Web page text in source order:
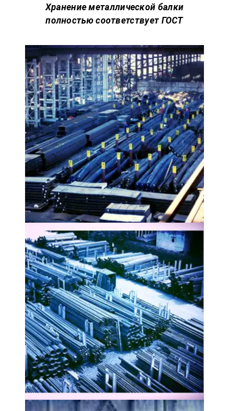
Хранение металлической балки
полностью соответствует ГОСТ